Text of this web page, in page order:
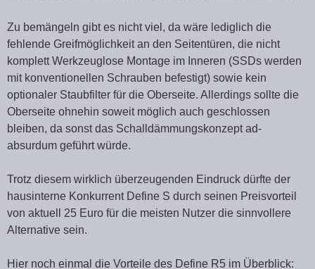
Zu bemängeln gibt es nicht viel, da wäre lediglich die
fehlende Greifmöglichkeit an den Seitentüren, die nicht
komplett Werkzeuglose Montage im Inneren (SSDs werden
mit konventionellen Schrauben befestigt) sowie kein
optionaler Staubfilter für die Oberseite. Allerdings sollte die
Oberseite ohnehin soweit möglich auch geschlossen
bleiben, da sonst das Schalldämmungskonzept ad-
absurdum geführt würde.
Trotz diesem wirklich überzeugenden Eindruck dürfte der
hausinterne Konkurrent Define S durch seinen Preisvorteil
von aktuell 25 Euro für die meisten Nutzer die sinnvollere
Alternative sein.
Hier noch einmal die Vorteile des Define R5 im Überblick: